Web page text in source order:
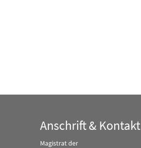
Anschrift & Kontakt
Magistrat der